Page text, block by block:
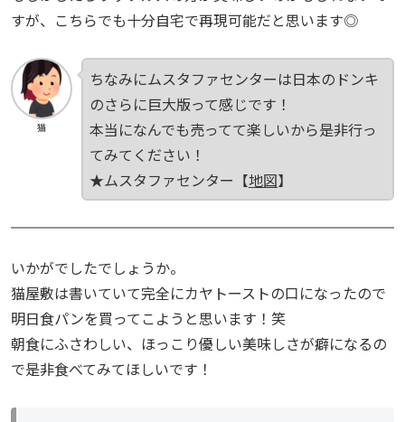
すが、こちらでも十分自宅で再現可能だと思います◎
猫
ちなみにムスタファセンターは日本のドンキ
のさらに巨大版って感じです！
本当になんでも売ってて楽しいから是非行っ
てみてください！
★ムスタファセンター【地図】
いかがでしたでしょうか。
猫屋敷は書いていて完全にカヤトーストの口になったので
明日食パンを買ってこようと思います！笑
朝食にふさわしい、ほっこり優しい美味しさが癖になるの
で是非食べてみてほしいです！